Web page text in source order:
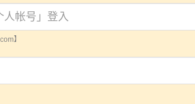
】